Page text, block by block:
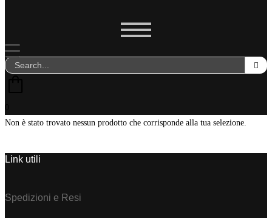
Non è stato trovato nessun prodotto che corrisponde alla tua selezione.
Link utili
Spedizioni e Resi